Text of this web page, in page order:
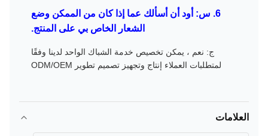
6. س: أود أن أسألك عما إذا كان من الممكن وضع
الشعار الخاص بي على المنتج.
ج: نعم ، يمكن تخصيص خدمة الشباك الواحد لدينا وفقًا
لمتطلبات العملاء إنتاج وتجهيز تصميم تطوير ODM/OEM
العلامات